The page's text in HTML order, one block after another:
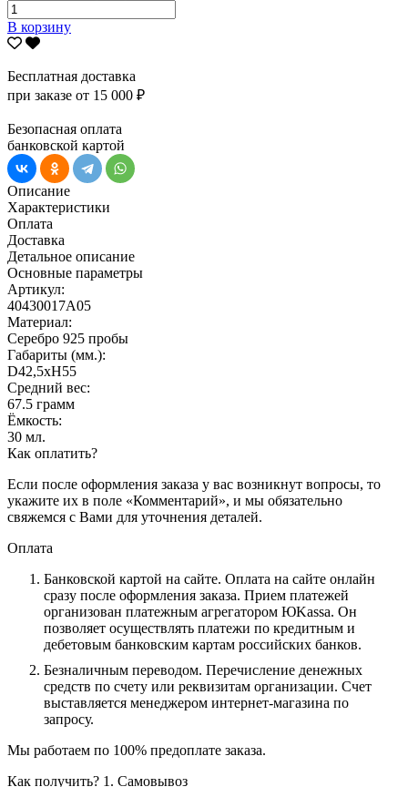
В корзину
Бесплатная доставка
при заказе от 15 000 ₽
Безопасная оплата
банковской картой
Описание
Характеристики
Оплата
Доставка
Детальное описание
Основные параметры
Артикул:
40430017А05
Материал:
Серебро 925 пробы
Габариты (мм.):
D42,5хH55
Средний вес:
67.5 грамм
Ёмкость:
30 мл.
Как оплатить?
Если после оформления заказа у вас возникнут вопросы, то
укажите их в поле «Комментарий», и мы обязательно
свяжемся с Вами для уточнения деталей.
Оплата
Банковской картой на сайте. Оплата на сайте онлайн
сразу после оформления заказа. Прием платежей
организован платежным агрегатором ЮKassa. Он
позволяет осуществлять платежи по кредитным и
дебетовым банковским картам российских банков.
Безналичным переводом. Перечисление денежных
средств по счету или реквизитам организации. Счет
выставляется менеджером интернет-магазина по
запросу.
Мы работаем по 100% предоплате заказа.
Как получить? 1. Самовывоз